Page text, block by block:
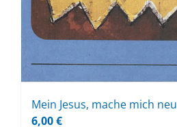
Mein Je­sus, ma­che mich neu
6,00€